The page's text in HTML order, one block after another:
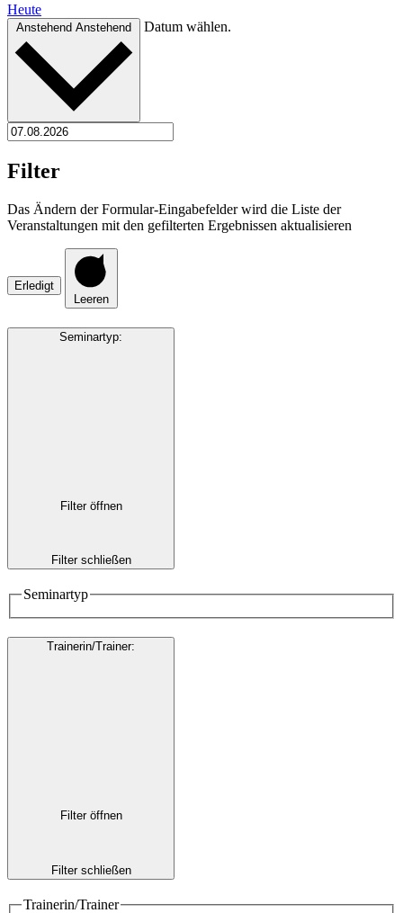
Heute
Anstehend Anstehend Datum wählen.
Filter
Das Ändern der Formular-Eingabefelder wird die Liste der
Veranstaltungen mit den gefilterten Ergebnissen aktualisieren
Erledigt
Leeren
Seminartyp:
Filter öffnen
Filter schließen
Seminartyp
Trainerin/Trainer:
Filter öffnen
Filter schließen
Trainerin/Trainer